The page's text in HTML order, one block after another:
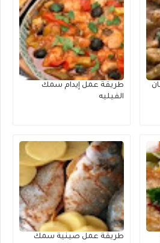
طريقة عمل إيدام سمك
الفيليه
طريقة عمل صينية سمك